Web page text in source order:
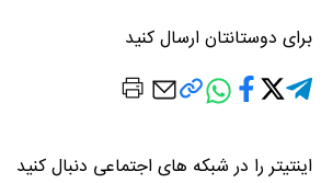
برای دوستانتان ارسال کنید
اینتیتر را در شبکه های اجتماعی دنبال کنید